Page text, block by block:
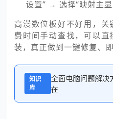
设置” → 选择“映射主
高漫数位板好不好用，
费时间手动查找，可以直
装，真正做到一键修复、即
知识
库
全面电脑问题解决
在